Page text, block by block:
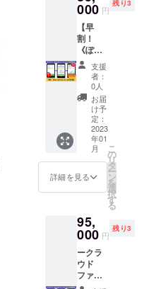
50,000
円＋月
額
25,000
円＝合
計
75,000
円 ↓ ●
早割 初
期費用
25,000
円＋月
20,000
計
45,000
になっ
ており
ます。
※詳細は
メール
にてお
初期費
用（シ
ステム
設定費
など予
定通常
価格
50,000
円）を
クラウ
ドファ
ンディ
ング限
定割と
して
30％OF
せてい
ただき
●予定通
常価格
初期費
ク》を3
か月利
用いた
だける
権利で
す。 3
か月間
《ぽ
けっと
クリ
ニッ
ク》に
あなた
のクリ
ニック
やサロ
初期費
用（シ
ステム
設定費
など予
定通常
000 円
残り3
【早
割！
《ぽ
けっと
クリ
ニッ
ク》3か
月利用
権】 ス
マホア
プリ
《ぽ
けっと
クリ
ニッ
ク》を3
用いた
だける
権利で
す。 3
か月間
《ぽ
支援
者：
0人
お届
け予
定：
2023
年01
月
詳細を見る
こ
の
リ
タ
ー
ン
を
選
択
す
る
95,
000 円
残り3
ークラ
ウド
ファン
ディン